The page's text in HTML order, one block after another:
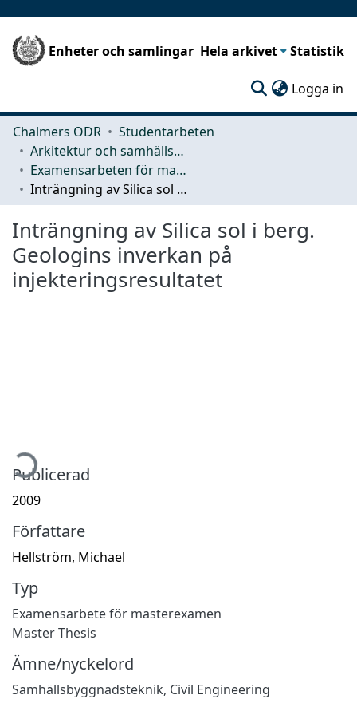
Enheter och samlingar Hela arkivet Statistik
Logga in
Chalmers ODR
Studentarbeten
Arkitektur och samhällsbyggnadsteknik (ACE)
Examensarbeten för masterexamen
Inträngning av Silica sol i berg. Geologins inverkan på injekteringsresultatet
Inträngning av Silica sol i berg.
Geologins inverkan på
injekteringsresultatet
Publicerad
2009
Författare
Hellström, Michael
Typ
Examensarbete för masterexamen
Master Thesis
Ämne/nyckelord
Samhällsbyggnadsteknik, Civil Engineering